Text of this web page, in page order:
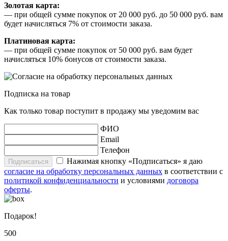
Золотая карта:
— при общей сумме покупок от 20 000 руб. до 50 000 руб. вам
будет начисляться 7% от стоимости заказа.
Платиновая карта:
— при общей сумме покупок от 50 000 руб. вам будет
начисляться 10% бонусов от стоимости заказа.
Подписка на товар
Как только товар поступит в продажу мы уведомим вас
ФИО
Email
Телефон
Подписаться
Нажимая кнопку «Подписаться» я даю
согласие на обработку персональных данных в соответствии с
политикой конфиденциальности и условиями договора
оферты.
Подарок!
500